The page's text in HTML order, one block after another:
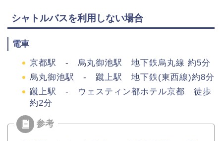
シャトルバスを利用しない場合
電車
京都駅 - 烏丸御池駅 地下鉄烏丸線 約5分
烏丸御池駅 - 蹴上駅 地下鉄(東西線)約8分
蹴上駅 - ウェスティン都ホテル京都 徒歩
約2分